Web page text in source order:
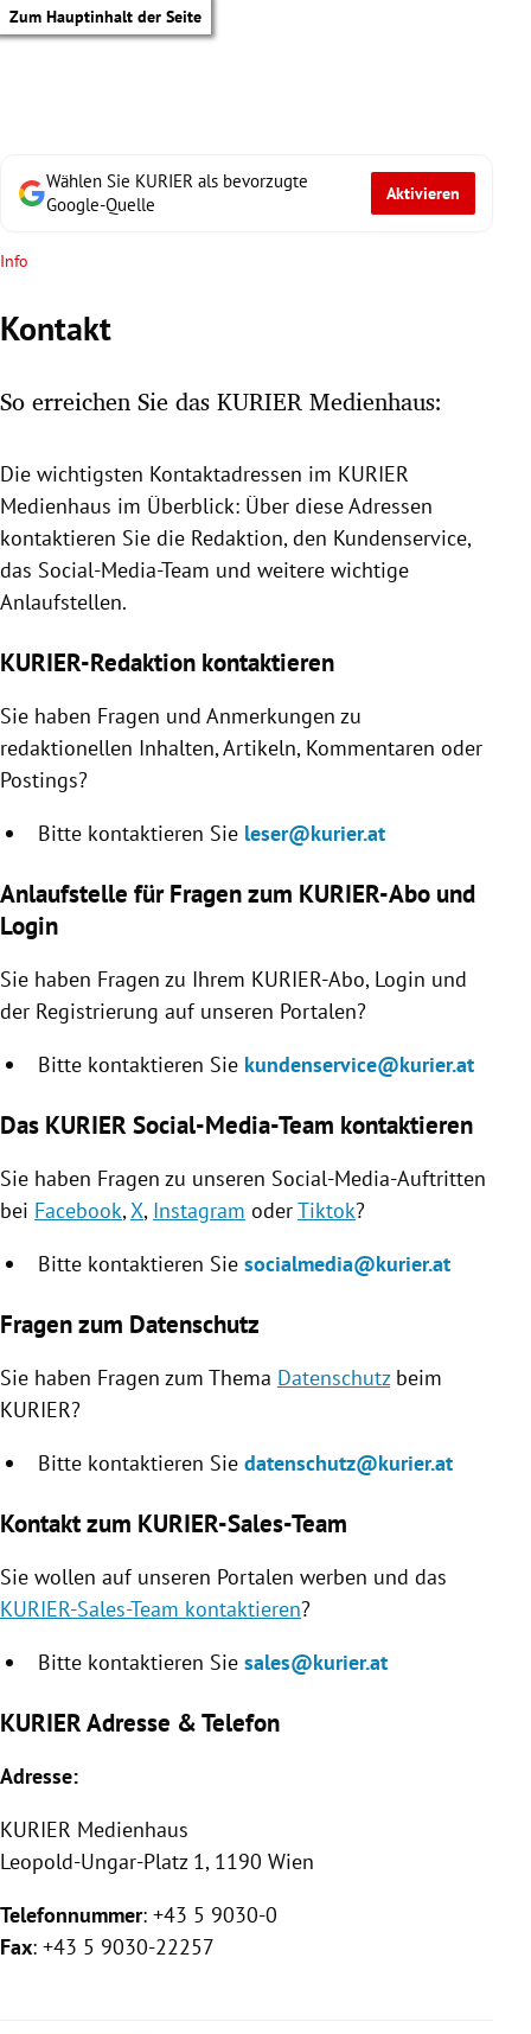
Zum Hauptinhalt der Seite
Untermenü
Untermenü
Untermenü
Untermenü
Untermenü
Untermenü
Untermenü
Untermenü
Wählen Sie KURIER als bevorzugte
Google-Quelle
Aktivieren
Info
Kontakt
So erreichen Sie das KURIER Medienhaus:
Die wichtigsten Kontaktadressen im KURIER
Medienhaus im Überblick: Über diese Adressen
kontaktieren Sie die Redaktion, den Kundenservice,
das Social-Media-Team und weitere wichtige
Anlaufstellen.
KURIER-Redaktion kontaktieren
Sie haben Fragen und Anmerkungen zu
redaktionellen Inhalten, Artikeln, Kommentaren oder
Postings?
Bitte kontaktieren Sie leser@kurier.at
Anlaufstelle für Fragen zum KURIER-Abo und
Login
Sie haben Fragen zu Ihrem KURIER-Abo, Login und
der Registrierung auf unseren Portalen?
Bitte kontaktieren Sie kundenservice@kurier.at
Das KURIER Social-Media-Team kontaktieren
Sie haben Fragen zu unseren Social-Media-Auftritten
bei Facebook, X, Instagram oderTiktok?
Bitte kontaktieren Sie socialmedia@kurier.at
Fragen zum Datenschutz
Sie haben Fragen zum Thema Datenschutzbeim
KURIER?
Bitte kontaktieren Sie datenschutz@kurier.at
Kontakt zum KURIER-Sales-Team
Sie wollen auf unseren Portalen werben und das
KURIER-Sales-Team kontaktieren?
Bitte kontaktieren Sie sales@kurier.at
KURIER Adresse & Telefon
Adresse:
KURIER Medienhaus
Leopold-Ungar-Platz 1, 1190 Wien
Telefonnummer: +43 5 9030-0
Fax: +43 5 9030-22257